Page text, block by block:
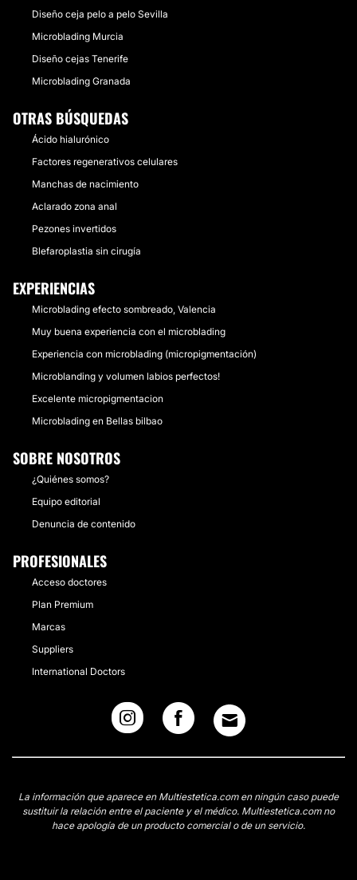
Diseño ceja pelo a pelo Sevilla
Microblading Murcia
Diseño cejas Tenerife
Microblading Granada
OTRAS BÚSQUEDAS
Ácido hialurónico
Factores regenerativos celulares
Manchas de nacimiento
Aclarado zona anal
Pezones invertidos
Blefaroplastia sin cirugía
EXPERIENCIAS
Microblading efecto sombreado, Valencia
Muy buena experiencia con el microblading
Experiencia con microblading (micropigmentación)
Microblanding y volumen labios perfectos!
Excelente micropigmentacion
Microblading en Bellas bilbao
SOBRE NOSOTROS
¿Quiénes somos?
Equipo editorial
Denuncia de contenido
PROFESIONALES
Acceso doctores
Plan Premium
Marcas
Suppliers
International Doctors
La información que aparece en Multiestetica.com en ningún caso puede
sustituir la relación entre el paciente y el médico. Multiestetica.com no
hace apología de un producto comercial o de un servicio.